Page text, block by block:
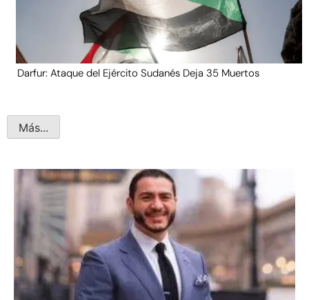
Darfur: Ataque del Ejército Sudanés Deja 35 Muertos
Más...